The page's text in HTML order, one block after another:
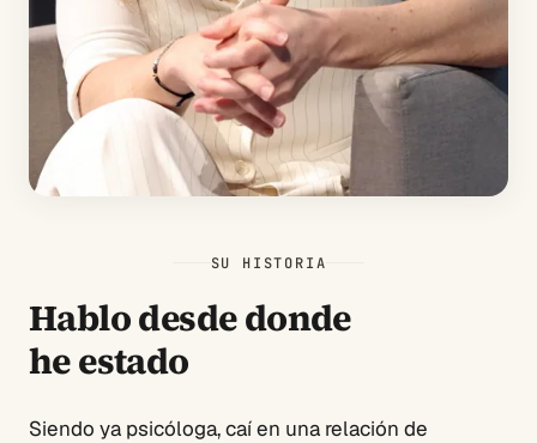
SU HISTORIA
Hablo desde donde
he estado
Siendo ya psicóloga, caí en una relación de